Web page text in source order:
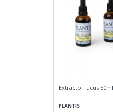
Extracto Fucus 50ml
PLANTIS